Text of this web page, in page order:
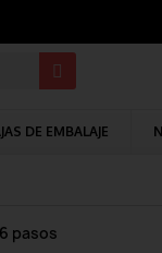
DE EMBALAJE
pasos